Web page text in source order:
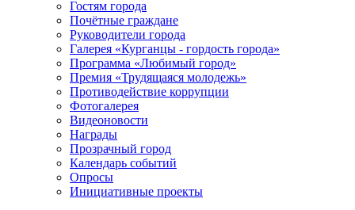
Гостям города
Почётные граждане
Руководители города
Галерея «Курганцы - гордость города»
Программа «Любимый город»
Премия «Трудящаяся молодежь»
Противодействие коррупции
Фотогалерея
Видеоновости
Награды
Прозрачный город
Календарь событий
Опросы
Инициативные проекты